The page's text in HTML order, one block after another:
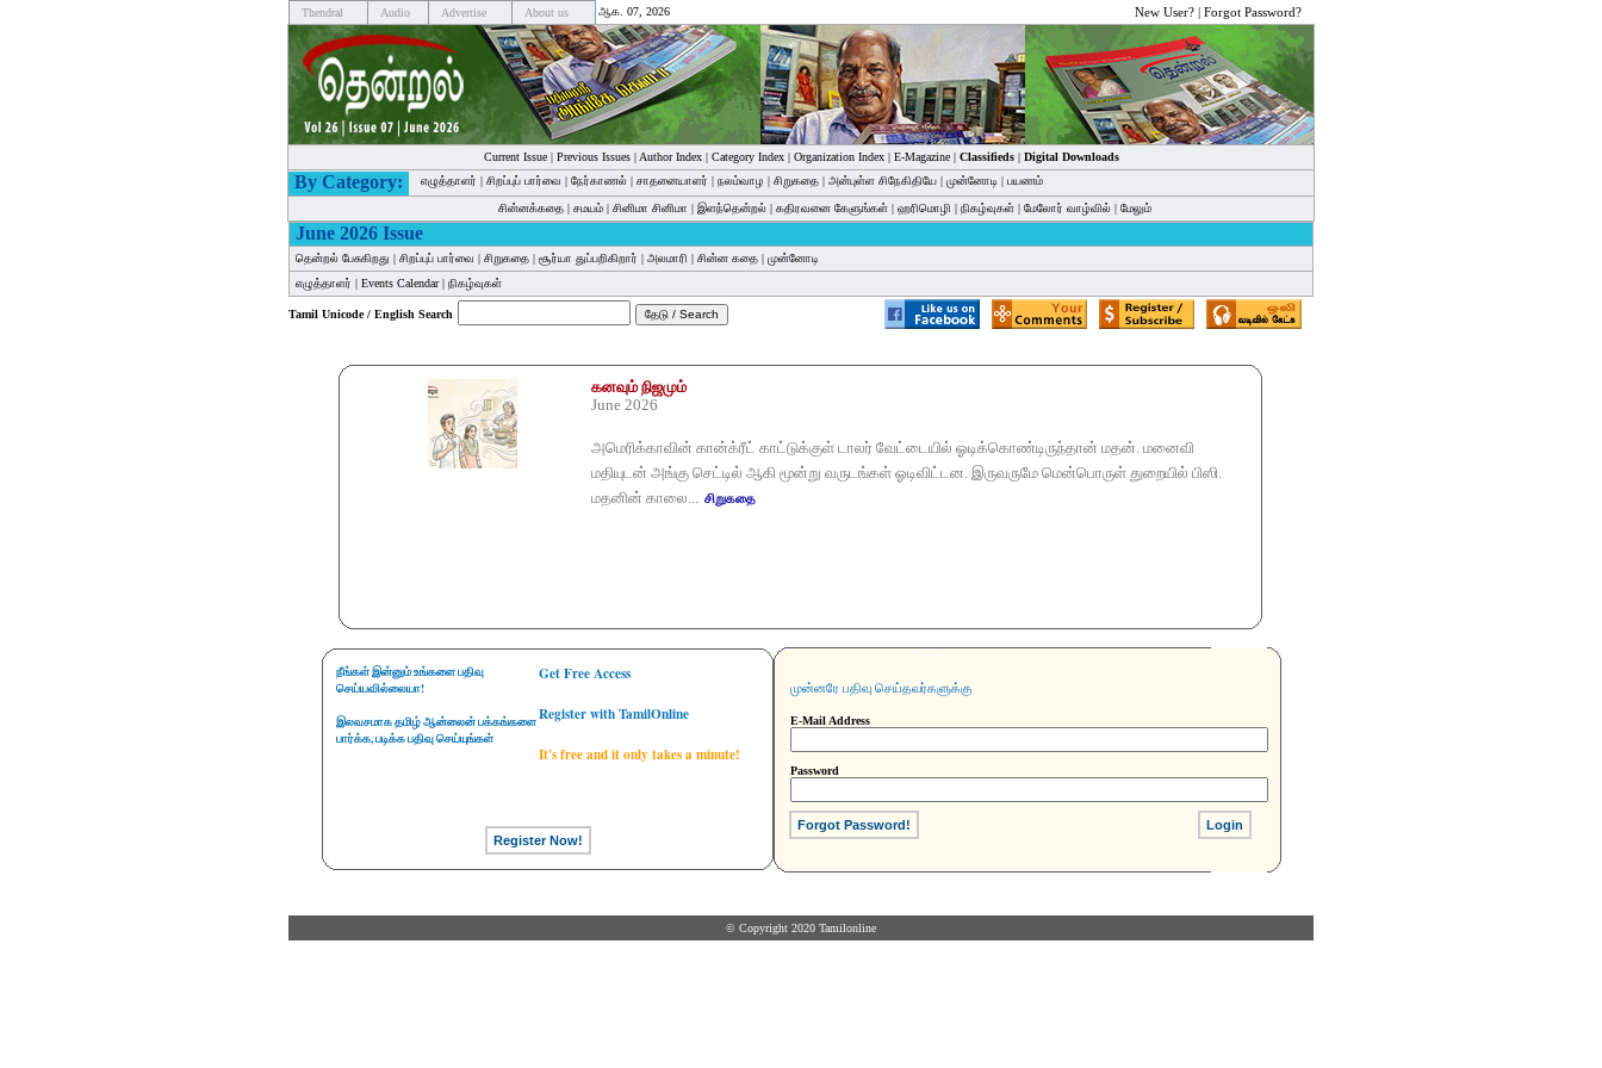
Thendral Audio Advertise About us ஆக. 07, 2026 New User? | Forgot Password?
Current Issue| Previous Issues| Author Index| Category Index| Organization Index| E-Magazine| Classifieds| Digital Downloads
By Category: எழுத்தாளர் | சிறப்புப் பார்வை | நேர்காணல் | சாதனையாளர் | நலம்வாழ | சிறுகதை | அன்புள்ள சிநேகிதியே | முன்னோடி | பயணம்
சின்னக்கதை | சமயம் | சினிமா சினிமா | இளந்தென்றல் | கதிரவனை கேளுங்கள் | ஹரிமொழி | நிகழ்வுகள் | மேலோர் வாழ்வில் | மேலும்
June 2026 Issue
தென்றல் பேசுகிறது | சிறப்புப் பார்வை | சிறுகதை | சூர்யா துப்பறிகிறார் | அலமாரி | சின்ன கதை | முன்னோடி
எழுத்தாளர் | Events Calendar| நிகழ்வுகள்
Tamil Unicode / English Search
கனவும் நிஜமும்
June 2026
அமெரிக்காவின் கான்க்ரீட் காட்டுக்குள் டாலர் வேட்டையில் ஓடிக்கொண்டிருந்தான் மதன். மனைவி
மதியுடன் அங்கு செட்டில் ஆகி மூன்று வருடங்கள் ஓடிவிட்டன. இருவருமே மென்பொருள் துறையில் பிஸி.
மதனின் காலை... சிறுகதை
நீங்கள் இன்னும் உங்களை பதிவு
செய்யவில்லையா!
இலவசமாக தமிழ் ஆன்லைன் பக்கங்களை
பார்க்க, படிக்க பதிவு செய்யுங்கள்
Get Free Access
Register with TamilOnline
It's free and it only takes a minute!
முன்னரே பதிவு செய்தவர்களுக்கு
E-Mail Address
Password
© Copyright 2020 Tamilonline